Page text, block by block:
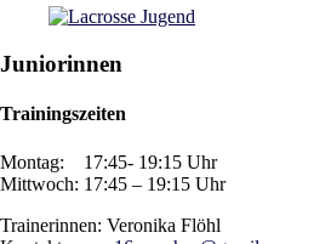
Juniorinnen
Trainingszeiten
Montag: 17:45- 19:15 Uhr
Mittwoch: 17:45 – 19:15 Uhr
Trainerinnen: Veronika Flöhl